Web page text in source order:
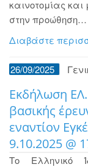
καινοτομίας
στην προώθηση…
Διαβάστε
26/09/2025
Εκδήλωση
βασικής
εναντίον
9.10.2025 @
Το Ελληνικό